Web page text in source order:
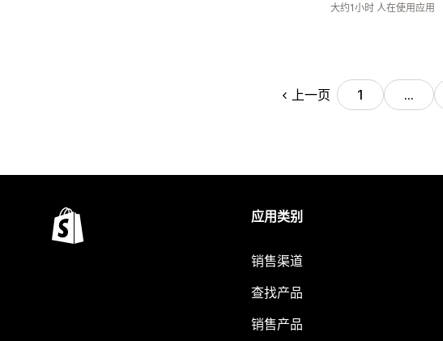
大约1小时 人在使用应用
上一页 1 …
应用类别
销售渠道
查找产品
销售产品